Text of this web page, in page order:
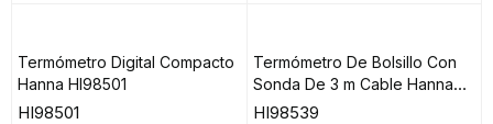
Termómetro Digital Compacto
Hanna HI98501
HI98501
Termómetro De Bolsillo Con
Sonda De 3 m Cable Hanna
HI98539
HI98539